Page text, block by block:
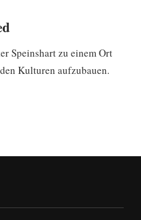
Speinshart zu einem Ort
Kulturen aufzubauen.